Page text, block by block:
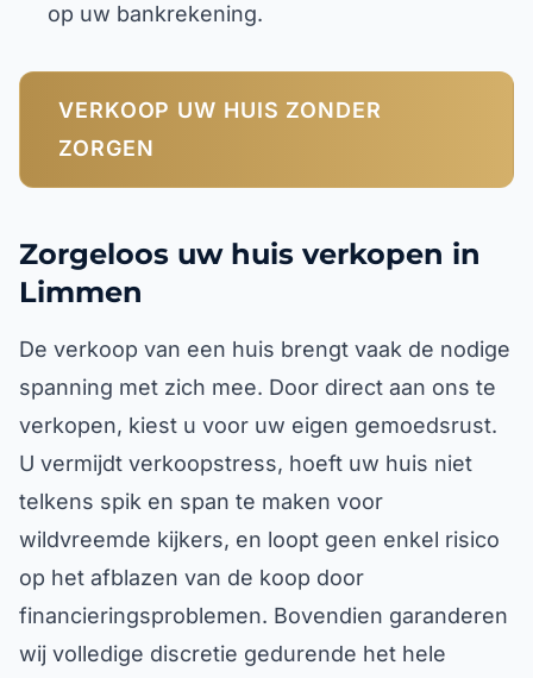
op uw bankrekening.
VERKOOP UW HUIS ZONDER
ZORGEN
Zorgeloos uw huis verkopen in
Limmen
De verkoop van een huis brengt vaak de nodige
spanning met zich mee. Door direct aan ons te
verkopen, kiest u voor uw eigen gemoedsrust.
U vermijdt verkoopstress, hoeft uw huis niet
telkens spik en span te maken voor
wildvreemde kijkers, en loopt geen enkel risico
op het afblazen van de koop door
financieringsproblemen. Bovendien garanderen
wij volledige discretie gedurende het hele